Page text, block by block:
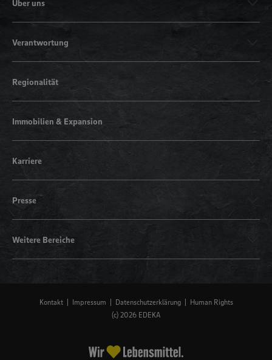
Über uns
Verantwortung
Regionalität
Immobilien & Expansion
Karriere
Presse
Weitere Bereiche
Kontakt Impressum Datenschutzerklärung
Human Rights
(c) 2026 EDEKA